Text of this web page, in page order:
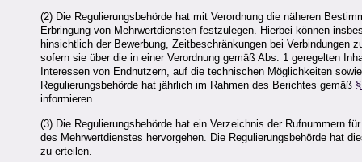
(2) Die Regulierungsbehörde hat mit Verordnung die näheren
Erbringung von Mehrwertdiensten festzulegen. Hierbei können
hinsichtlich der Bewerbung, Zeitbeschränkungen bei Verbindungen
sofern sie über die in einer Verordnung gemäß Abs. 1 geregelten
Interessen von Endnutzern, auf die technischen Möglichkeiten
Regulierungsbehörde hat jährlich im Rahmen des Berichtes gemäß
informieren.
(3) Die Regulierungsbehörde hat ein Verzeichnis der Rufnummern
des Mehrwertdienstes hervorgehen. Die Regulierungsbehörde hat
zu erteilen.